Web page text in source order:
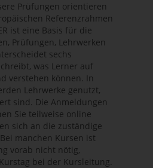
Prüfungen orientieren
Referenzrahmen
ist eine Basis für die
Prüfungen, Lehrwerken
sechs
was Lerner auf
verstehen können. In
Lehrwerke genutzt,
sind. Die Anmeldungen
Sie teilweise online
sich an die zuständige
manchen Kursen ist
vorab nicht nötig,
bei der Kursleitung.